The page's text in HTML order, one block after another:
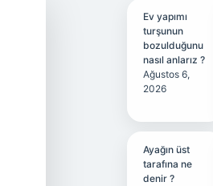
Ev yapımı
turşunun
bozulduğunu
nasıl anlarız ?
Ağustos 6,
2026
Ayağın üst
tarafına ne
denir ?